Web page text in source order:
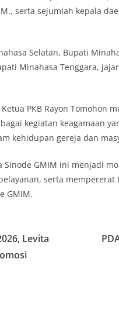
serta sejumlah kepala
Selatan, Bupati
Minahasa Tenggara,
PKB Rayon Tomohon
kegiatan keagamaan
kehidupan gereja dan
Sinode GMIM ini menjadi
serta
GMIM.
Levita